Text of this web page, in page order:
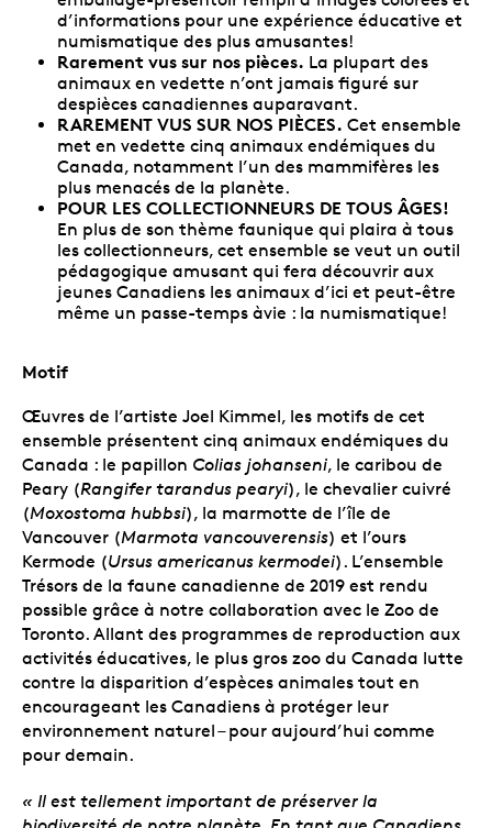
d’informations pour une expérience éducative et
numismatique des plus amusantes!
Rarement vus sur nos pièces. La plupart des
animaux en vedette n’ont jamais figuré sur
despièces canadiennes auparavant.
RAREMENT VUS SUR NOS PIÈCES. Cet ensemble
met en vedette cinq animaux endémiques du
Canada, notamment l’un des mammifères les
plus menacés de la planète.
POUR LES COLLECTIONNEURS DE TOUS ÂGES!
En plus de son thème faunique qui plaira à tous
les collectionneurs, cet ensemble se veut un outil
pédagogique amusant qui fera découvrir aux
jeunes Canadiens les animaux d’ici et peut-être
même un passe-temps àvie : la numismatique!
Motif
Œuvres de l’artiste Joel Kimmel, les motifs de cet
ensemble présentent cinq animaux endémiques du
Canada : le papillon Colias johanseni, le caribou de
Peary (Rangifer tarandus pearyi), le chevalier cuivré
(Moxostoma hubbsi), la marmotte de l’île de
Vancouver (Marmota vancouverensis) et l’ours
Kermode (Ursus americanus kermodei). L’ensemble
Trésors de la faune canadienne de 2019 est rendu
possible grâce à notre collaboration avec le Zoo de
Toronto. Allant des programmes de reproduction aux
activités éducatives, le plus gros zoo du Canada lutte
contre la disparition d’espèces animales tout en
encourageant les Canadiens à protéger leur
environnement naturel – pour aujourd’hui comme
pour demain.
« Il est tellement important de préserver la